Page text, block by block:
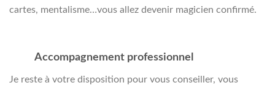
cartes, mentalisme…vous allez devenir magicien confirmé.
Accompagnement professionnel
Je reste à votre disposition pour vous conseiller, vous